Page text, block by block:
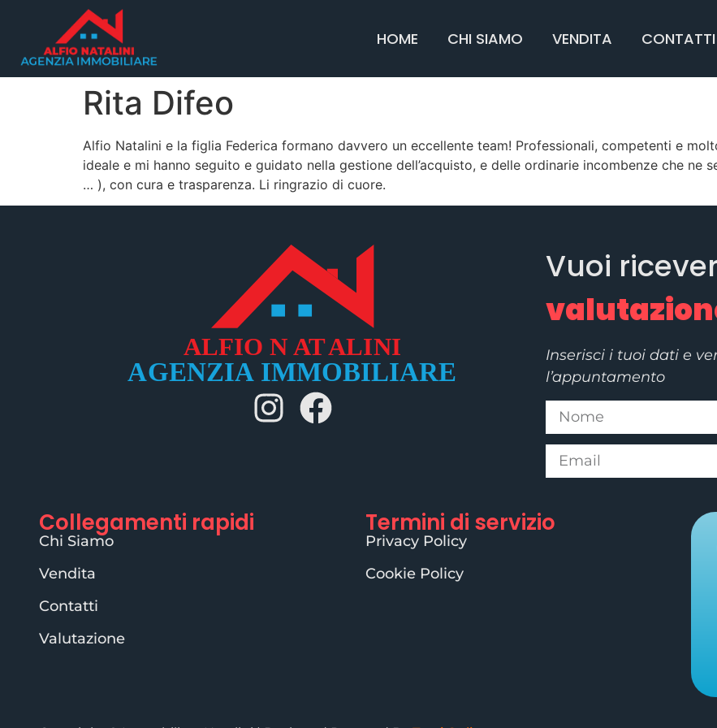
HOME CHI SIAMO VENDITA CONTATTI
Rita Difeo
Alfio Natalini e la figlia Federica formano davvero un eccellente team! Professionali, competenti e
ideale e mi hanno seguito e guidato nella gestione dell’acquisto, e delle ordinarie incombenze che ne
… ), con cura e trasparenza. Li ringrazio di cuore.
Vuoi
Inserisci i tuoi dati e
l’appuntamento
Collegamenti rapidi
Chi Siamo
Vendita
Contatti
Valutazione
Termini di servizio
Privacy Policy
Cookie Policy